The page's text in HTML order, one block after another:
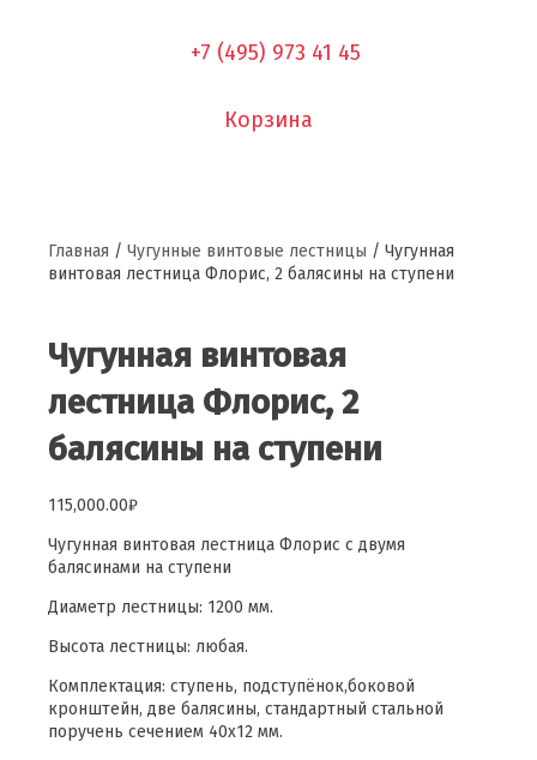
+7 (495) 973 41 45
Корзина
Главная / Чугунные винтовые лестницы / Чугунная
винтовая лестница Флорис, 2 балясины на ступени
Чугунная винтовая
лестница Флорис, 2
балясины на ступени
115,000.00₽
Чугунная винтовая лестница Флорис с двумя
балясинами на ступени
Диаметр лестницы: 1200 мм.
Высота лестницы: любая.
Комплектация: ступень, подступёнок,боковой
кронштейн, две балясины, стандартный стальной
поручень сечением 40х12 мм.